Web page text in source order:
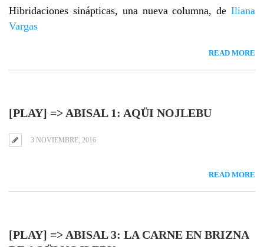
Hibridaciones sinápticas, una nueva columna, de Iliana
Vargas
READ MORE
[PLAY] => ABISAL 1: AQÜI NOJLEBU
3 NOVIEMBRE, 2016
READ MORE
[PLAY] => ABISAL 3: LA CARNE EN BRIZNA